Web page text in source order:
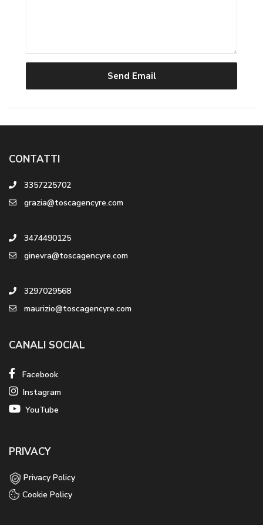
CONTATTI
3357225702
grazia@toscagencyre.com
3474490125
ginevra@toscagencyre.com
3297029568
maurizio@toscagencyre.com
CANALI SOCIAL
Facebook
Instagram
YouTube
PRIVACY
Privacy Policy
Cookie Policy